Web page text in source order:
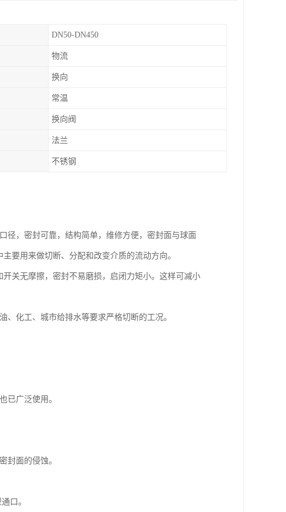
DN50-DN450
物流
换向
常温
换向阀
法兰
不锈钢
径，密封可靠，结构简单，维修方便，密封面与球面
要用来做切断、分配和改变介质的流动方向。
关无摩擦，密封不易磨损，启闭力矩小。这样可减小
、化工、城市给排水等要求严格切断的工况。
已广泛使用。
封面的侵蚀。
口。